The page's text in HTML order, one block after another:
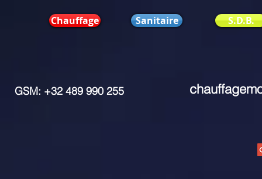
Chauffage Sanitaire S.D.B.
GSM: +32 489 990 255